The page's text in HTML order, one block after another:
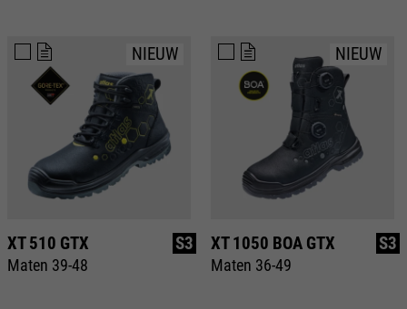
NIEUW
XT 510 GTX
Maten 39-48
S3
NIEUW
XT 1050 BOA GTX
Maten 36-49
S3